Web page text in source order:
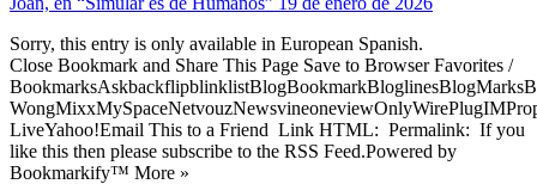
Sorry, this entry is only available in European Spanish.
Close Bookmark and Share This Page Save to Browser Favorites /
LiveYahoo!Email This to a Friend Link HTML: Permalink: If you
like this then please subscribe to the RSS Feed.Powered by
Bookmarkify™ More »